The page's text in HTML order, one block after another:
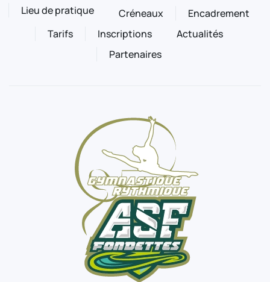
Lieu de pratique
Créneaux
Encadrement
Tarifs
Inscriptions
Actualités
Partenaires